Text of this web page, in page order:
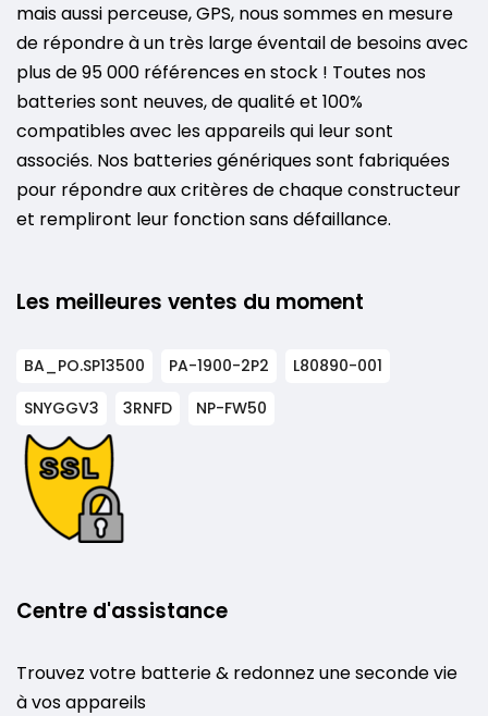
mais aussi perceuse, GPS, nous sommes en mesure
de répondre à un très large éventail de besoins avec
plus de 95 000 références en stock ! Toutes nos
batteries sont neuves, de qualité et 100%
compatibles avec les appareils qui leur sont
associés. Nos batteries génériques sont fabriquées
pour répondre aux critères de chaque constructeur
et rempliront leur fonction sans défaillance.
Les meilleures ventes du moment
BA_PO.SP13500 PA-1900-2P2
L80890-001
SNYGGV3
3RNFD NP-FW50
Centre d'assistance
Trouvez votre batterie & redonnez une seconde vie
à vos appareils